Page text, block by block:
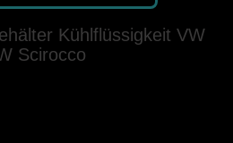
Kühlflüssigkeit VW
Scirocco